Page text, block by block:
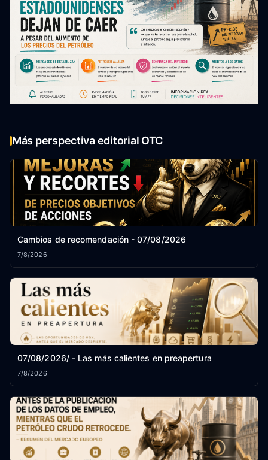
Más perspectiva editorial OTC
Cambios de recomendación - 07/08/2026
7/8/2026
07/08/2026/ - Las más calientes en preapertura
7/8/2026